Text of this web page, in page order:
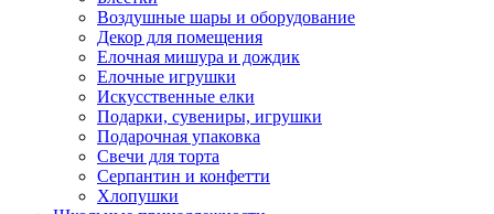
Воздушные шары и оборудование
Декор для помещения
Елочная мишура и дождик
Елочные игрушки
Искусственные елки
Подарки, сувениры, игрушки
Подарочная упаковка
Свечи для торта
Серпантин и конфетти
Хлопушки